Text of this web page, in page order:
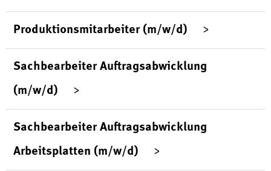
Produktionsmitarbeiter (m/w/d)
Sachbearbeiter Auftragsabwicklung
(m/w/d)
Sachbearbeiter Auftragsabwicklung
Arbeitsplatten (m/w/d)